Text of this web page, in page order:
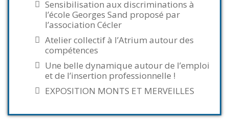
Sensibilisation aux discriminations à
l’école Georges Sand proposé par
l’association Cécler
Atelier collectif à l’Atrium autour des
compétences
Une belle dynamique autour de l’emploi
et de l’insertion professionnelle !
EXPOSITION MONTS ET MERVEILLES